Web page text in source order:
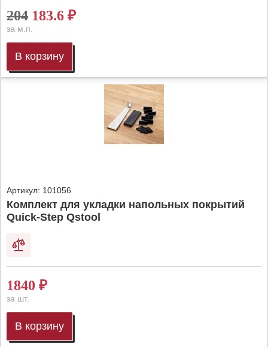
204 183.6 ₽
за м.п.
В корзину
Артикул: 101056
Комплект для укладки напольных покрытий
Quick-Step Qstool
1840 ₽
за шт.
В корзину